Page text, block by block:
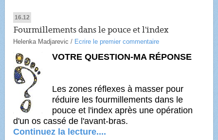
16.12
Fourmillements dans le pouce et l'index
Helenka Madjarevic / Ecrire le premier commentaire
VOTRE QUESTION-MA RÉPONSE
Les zones réflexes à masser pour
réduire les fourmillements dans le
pouce et l'index après une opération
d'un os cassé de l'avant-bras.
Continuez la lecture....